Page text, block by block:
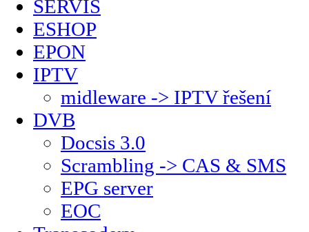
SERVIS
ESHOP
EPON
IPTV
midleware -> IPTV řešení
DVB
Docsis 3.0
Scrambling -> CAS & SMS
EPG server
EOC